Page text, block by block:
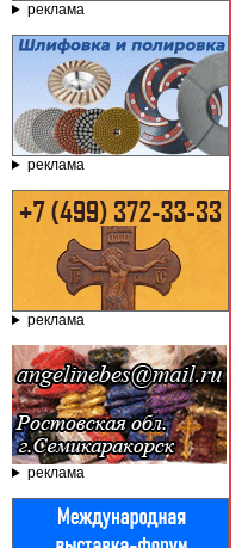
реклама
реклама
реклама
реклама